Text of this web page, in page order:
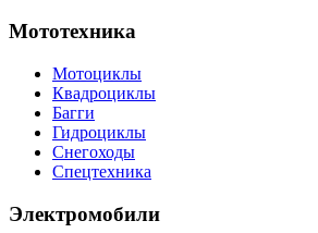
Мототехника
Мотоциклы
Квадроциклы
Багги
Гидроциклы
Снегоходы
Спецтехника
Электромобили